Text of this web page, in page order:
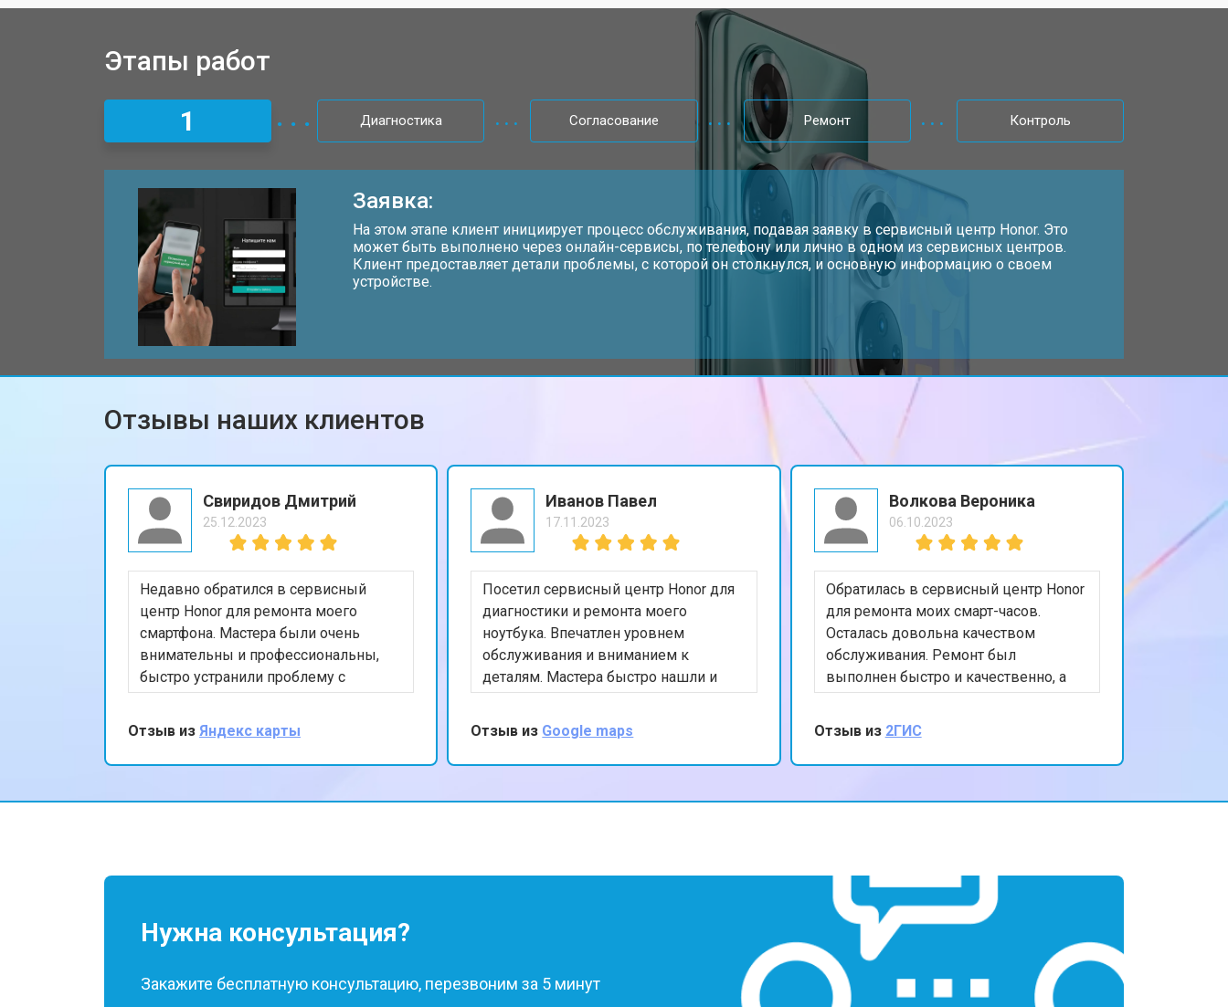
от 70 мин от 1950 ₽
Замена материнской платы от 60 мин от 3300 ₽ Заказать
от 2700 ₽
Замена аккумулятора от 60 мин от 950 ₽ Заказать
Замена кнопки включения от 1750 ₽
от 3200 ₽
Ремонт динамика от 1400 ₽
Этапы работ
1
Диагностика Согласование Ремонт Контроль
Заявка:
На этом этапе клиент инициирует процесс обслуживания, подавая заявку в сервисный центр Honor. Это
может быть выполнено через онлайн-сервисы, по телефону или лично в одном из сервисных центров.
Клиент предоставляет детали проблемы, с которой он столкнулся, и основную информацию о своем
устройстве.
Отзывы наших клиентов
Свиридов Дмитрий
25.12.2023
Недавно обратился в сервисный
центр Honor для ремонта моего
смартфона. Мастера были очень
внимательны и профессиональны,
быстро устранили проблему с
экраном. Я впечатлён качеством
обслуживания и скоростью
выполнения работы. Мой телефон
теперь работает безупречно. Спасибо
Отзыв из Яндекс карты
Иванов Павел
17.11.2023
Посетил сервисный центр Honor для
диагностики и ремонта моего
ноутбука. Впечатлен уровнем
обслуживания и вниманием к
деталям. Мастера быстро нашли и
устранили проблему, а также
предоставили полезные советы по
уходу за устройством. Ценю ваш
профессионализм и рекомендую
Отзыв из Google maps
Волкова Вероника
06.10.2023
Обратилась в сервисный центр Honor
для ремонта моих смарт-часов.
Осталась довольна качеством
обслуживания. Ремонт был
выполнен быстро и качественно, а
персонал был очень вежлив и
отзывчив. Спасибо за вашу помощь и
внимание к клиентам!
Отзыв из 2ГИС
Нужна консультация?
Закажите бесплатную консультацию, перезвоним за 5 минут